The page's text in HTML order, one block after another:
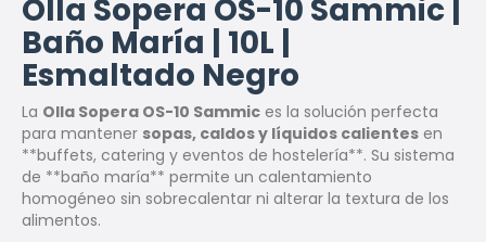
Olla Sopera OS-10 Sammic |
Baño María | 10L |
Esmaltado Negro
La Olla Sopera OS-10 Sammic es la solución perfecta
para mantener sopas, caldos y líquidos calientes en
**buffets, catering y eventos de hostelería**. Su sistema
de **baño maría** permite un calentamiento
homogéneo sin sobrecalentar ni alterar la textura de los
alimentos.